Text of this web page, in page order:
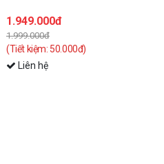
1.949.000đ
1.999.000đ
(Tiết kiệm: 50.000đ)
Liên hệ